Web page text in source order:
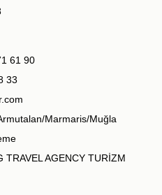
61 90
33
Marmaris/Muğla
TRAVEL AGENCY TURİZM